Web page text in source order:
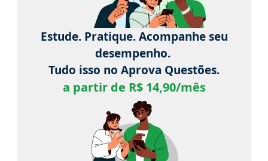
Estude. Pratique. Acompanhe seu
desempenho.
Tudo isso no Aprova Questões.
a partir de R$ 14,90/mês